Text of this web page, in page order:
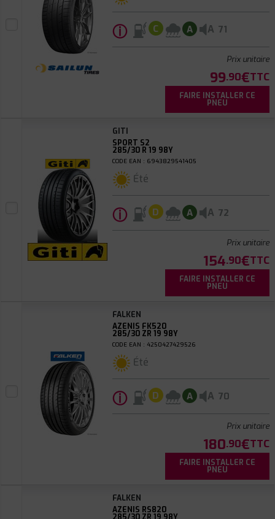
ⓘ C A A 71
Prix unitaire
99.90€TTC
FAIRE INSTALLER CE
PNEU
GITI
SPORT S2
285/30 R 19 98Y
CODE EAN : 6943829541405
Été
ⓘ D A A 72
Prix unitaire
154.90€TTC
FAIRE INSTALLER CE
PNEU
FALKEN
AZENIS FK520
285/30 ZR 19 98Y
CODE EAN : 4250427429526
Été
ⓘ D A A 70
Prix unitaire
180.90€TTC
FAIRE INSTALLER CE
PNEU
FALKEN
AZENIS RS820